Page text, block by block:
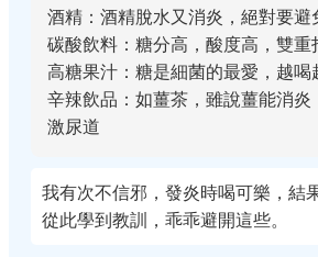
酒精：酒精脫水又消炎，絕對要避
碳酸飲料：糖分高，酸度高，雙重
高糖果汁：糖是細菌的最愛，越喝
辛辣飲品：如薑茶，雖說薑能消炎
激尿道
我有次不信邪，發炎時喝可樂，結
從此學到教訓，乖乖避開這些。